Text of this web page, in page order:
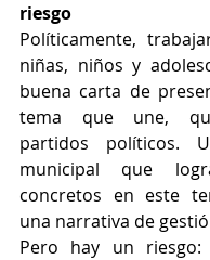
riesgo
Políticamente,
niñas, niños y
buena carta de
tema que une,
partidos políticos.
municipal que
concretos en este
una narrativa de
Pero hay un